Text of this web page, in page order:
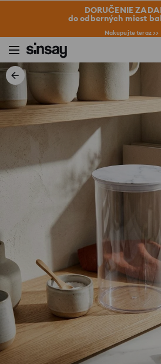
DORUČENIE
do odberných miest
Nakupujte teraz >>
Zobraziť fotografie z recenzií